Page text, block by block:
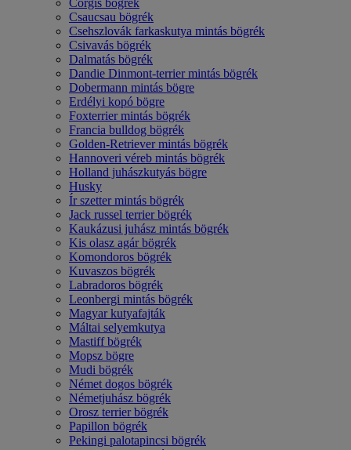
Corgis bögrék
Csaucsau bögrék
Csehszlovák farkaskutya mintás bögrék
Csivavás bögrék
Dalmatás bögrék
Dandie Dinmont-terrier mintás bögrék
Dobermann mintás bögre
Erdélyi kopó bögre
Foxterrier mintás bögrék
Francia bulldog bögrék
Golden-Retriever mintás bögrék
Hannoveri véreb mintás bögrék
Holland juhászkutyás bögre
Husky
Ír szetter mintás bögrék
Jack russel terrier bögrék
Kaukázusi juhász mintás bögrék
Kis olasz agár bögrék
Komondoros bögrék
Kuvaszos bögrék
Labradoros bögrék
Leonbergi mintás bögrék
Magyar kutyafajták
Máltai selyemkutya
Mastiff bögrék
Mopsz bögre
Mudi bögrék
Német dogos bögrék
Németjuhász bögrék
Orosz terrier bögrék
Papillon bögrék
Pekingi palotapincsi bögrék